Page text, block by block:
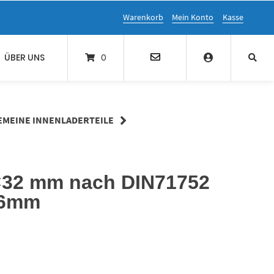
Warenkorb Mein Konto Kasse
ÜBER UNS 0
INNENLADERTEILE
mm nach DIN71752